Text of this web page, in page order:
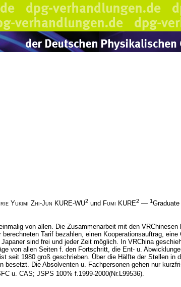
Yukimi Zhi-Jun KURE-WU2 und Fumi KURE2 — 1
von allen. Die Zusammenarbeit mit den VRChinesen
Tarif bezahlen, einen Kooperationsauftrag, eine
sind frei und jeder Zeit möglich. In VRChina
von allen Seiten f. den Fortschritt, die Ent- u.
seit 1980 groß geschrieben. Über die Hälfte der Stellen in
Die Absolventen u. Fachpersonen gehen nur
u. CAS; JSPS 100% f.1999-2000(Nr.L99536).